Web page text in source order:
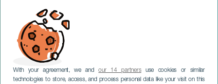
With your agreement, we andour 14 partnersuse cookies or similar
technologies to store, access, and process personal data like your visit on this